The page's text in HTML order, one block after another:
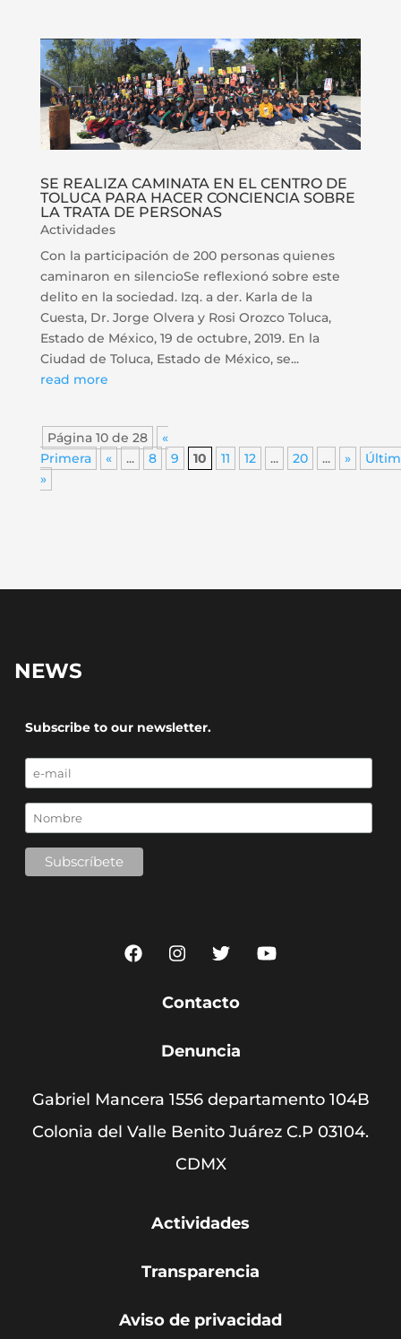
SE REALIZA CAMINATA EN EL CENTRO DE
TOLUCA PARA HACER CONCIENCIA SOBRE
LA TRATA DE PERSONAS
Actividades
Con la participación de 200 personas quienes
caminaron en silencioSe reflexionó sobre este
delito en la sociedad. Izq. a der. Karla de la
Cuesta, Dr. Jorge Olvera y Rosi Orozco Toluca,
Estado de México, 19 de octubre, 2019. En la
Ciudad de Toluca, Estado de México, se...
read more
Página 10 de 28
«
Primera
« ... 8 9 10 11 12 ... 20 ... »
»
NEWS
Subscribe to our newsletter.
Contacto
Denuncia
Gabriel Mancera 1556 departamento 104B
Colonia del Valle Benito Juárez C.P 03104.
CDMX
Actividades
Transparencia
Aviso de privacidad